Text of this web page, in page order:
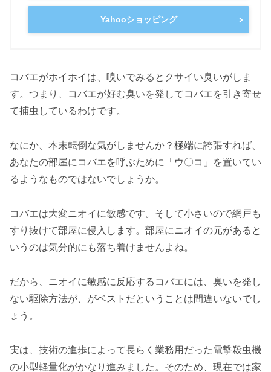
Yahooショッピング
コバエがホイホイは、嗅いでみるとクサイい臭いがしま
す。つまり、コバエが好む臭いを発してコバエを引き寄せ
て捕虫しているわけです。
なにか、本末転倒な気がしませんか？極端に誇張すれば、
あなたの部屋にコバエを呼ぶために「ウ〇コ」を置いてい
るようなものではないでしょうか。
コバエは大変ニオイに敏感です。そして小さいので網戸も
すり抜けて部屋に侵入します。部屋にニオイの元があると
いうのは気分的にも落ち着けませんよね。
だから、ニオイに敏感に反応するコバエには、臭いを発し
ない駆除方法が、がベストだということは間違いないでし
ょう。
実は、技術の進歩によって長らく業務用だった電撃殺虫機
の小型軽量化がかなり進みました。そのため、現在では家